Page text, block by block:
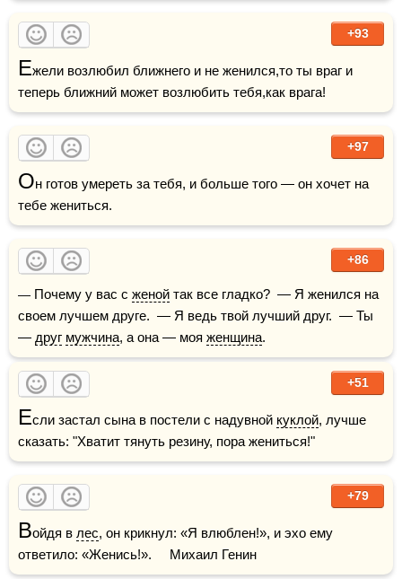
+93
Ежели возлюбил ближнего и не женился,то ты враг и
теперь ближний может возлюбить тебя,как врага!
+97
Он готов умереть за тебя, и больше того — он хочет на
тебе жениться.
+86
— Почему у вас с женой так все гладко?  — Я женился на
своем лучшем друге.  — Я ведь твой лучший друг.  — Ты
— друг мужчина, а она — моя женщина.
+51
Если застал сына в постели с надувной куклой, лучше
сказать: "Хватит тянуть резину, пора жениться!"
+79
Войдя в лес, он крикнул: «Я влюблен!», и эхо ему
ответило: «Женись!».     Михаил Генин